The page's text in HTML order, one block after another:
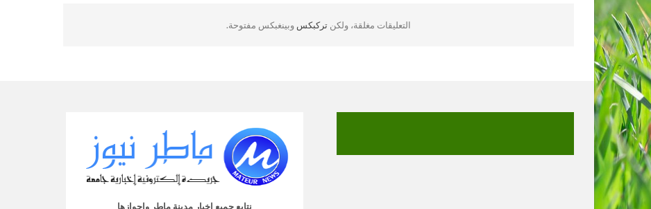
التعليقات مغلقة، ولكن تركبكس وبينغبكس مفتوحة.
نتابع جميع اخبار مدينة ماطر واحوازها